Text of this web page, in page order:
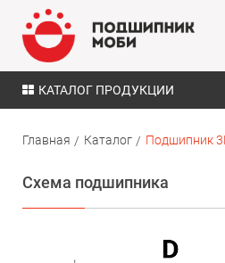
КАТАЛОГ ПРОДУКЦИИ
Главная Каталог Подшипник
Схема подшипника